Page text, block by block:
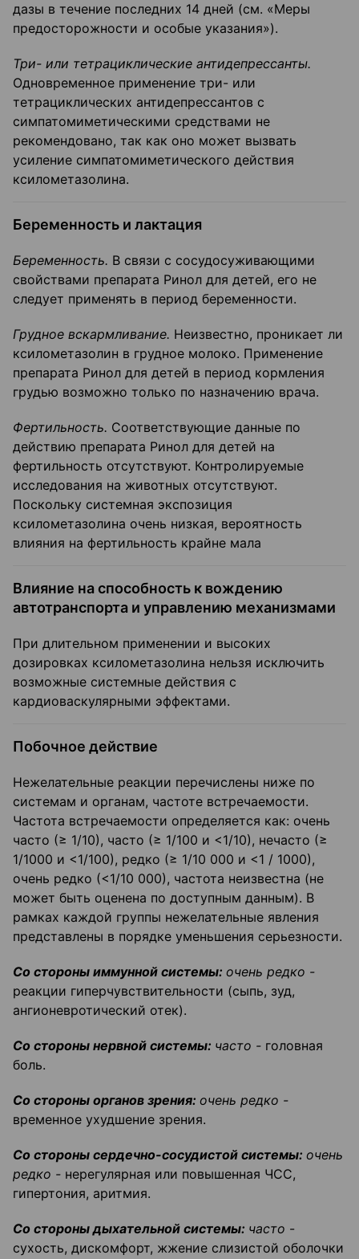
дазы в течение последних 14 дней (см. «Меры
предосторожности и особые указания»).
Три- или тетрациклические антидепрессанты.
Одновременное применение три- или
тетрациклических антидепрессантов с
симпатомиметическими средствами не
рекомендовано, так как оно может вызвать
усиление симпатомиметического действия
ксилометазолина.
Беременность и лактация
Беременность. В связи с сосудосуживающими
свойствами препарата Ринол для детей, его не
следует применять в период беременности.
Грудное вскармливание. Неизвестно, проникает ли
ксилометазолин в грудное молоко. Применение
препарата Ринол для детей в период кормления
грудью возможно только по назначению врача.
Фертильность. Соответствующие данные по
действию препарата Ринол для детей на
фертильность отсутствуют. Контролируемые
исследования на животных отсутствуют.
Поскольку системная экспозиция
ксилометазолина очень низкая, вероятность
влияния на фертильность крайне мала
Влияние на способность к вождению
автотранспорта и управлению механизмами
При длительном применении и высоких
дозировках ксилометазолина нельзя исключить
возможные системные действия с
кардиоваскулярными эффектами.
Побочное действие
Нежелательные реакции перечислены ниже по
системам и органам, частоте встречаемости.
Частота встречаемости определяется как: очень
часто (≥ 1/10), часто (≥ 1/100 и <1/10), нечасто (≥
1/1000 и <1/100), редко (≥ 1/10 000 и <1 / 1000),
очень редко (<1/10 000), частота неизвестна (не
может быть оценена по доступным данным). В
рамках каждой группы нежелательные явления
представлены в порядке уменьшения серьезности.
Со стороны иммунной системы: очень редко -
реакции гиперчувствительности (сыпь, зуд,
ангионевротический отек).
Со стороны нервной системы: часто - головная
боль.
Со стороны органов зрения: очень редко -
временное ухудшение зрения.
Со стороны сердечно-сосудистой системы: очень
редко - нерегулярная или повышенная ЧСС,
гипертония, аритмия.
Со стороны дыхательной системы: часто -
сухость, дискомфорт, жжение слизистой оболочки